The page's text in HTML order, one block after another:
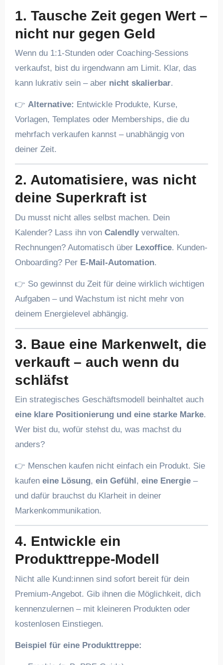
1. Tausche Zeit gegen Wert –
nicht nur gegen Geld
Wenn du 1:1-Stunden oder Coaching-Sessions
verkaufst, bist du irgendwann am Limit. Klar, das
kann lukrativ sein – aber nicht skalierbar.
👉 Alternative: Entwickle Produkte, Kurse,
Vorlagen, Templates oder Memberships, die du
mehrfach verkaufen kannst – unabhängig von
deiner Zeit.
2. Automatisiere, was nicht
deine Superkraft ist
Du musst nicht alles selbst machen. Dein
Kalender? Lass ihn von Calendlyverwalten.
Rechnungen? Automatisch über Lexoffice. Kunden-
Onboarding? Per E-Mail-Automation.
👉 So gewinnst du Zeit für deine wirklich wichtigen
Aufgaben – und Wachstum ist nicht mehr von
deinem Energielevel abhängig.
3. Baue eine Markenwelt, die
verkauft – auch wenn du
schläfst
Ein strategisches Geschäftsmodell beinhaltet auch
eine klare Positionierung und eine starke Marke.
Wer bist du, wofür stehst du, was machst du
anders?
👉 Menschen kaufen nicht einfach ein Produkt. Sie
kaufen eine Lösung, ein Gefühl, eine Energie–
und dafür brauchst du Klarheit in deiner
Markenkommunikation.
4. Entwickle ein
Produkttreppe-Modell
Nicht alle Kund:innen sind sofort bereit für dein
Premium-Angebot. Gib ihnen die Möglichkeit, dich
kennenzulernen – mit kleineren Produkten oder
kostenlosen Einstiegen.
Beispiel für eine Produkttreppe: